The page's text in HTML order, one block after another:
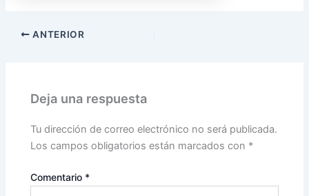
ANTERIOR
Deja una respuesta
Tu dirección de correo electrónico no será publicada.
Los campos obligatorios están marcados con *
Comentario *